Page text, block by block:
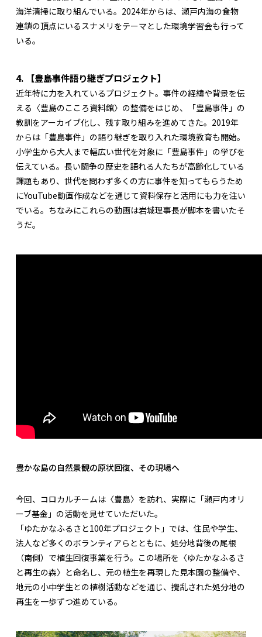
海洋清掃に取り組んでいる。2024年からは、瀬戸内海の食物
連鎖の頂点にいるスナメリをテーマとした環境学習会も行って
いる。
4. 【豊島事件語り継ぎプロジェクト】
近年特に力を入れているプロジェクト。事件の経緯や背景を伝
える〈豊島のこころ資料館〉の整備をはじめ、「豊島事件」の
教訓をアーカイブ化し、残す取り組みを進めてきた。2019年
からは「豊島事件」の語り継ぎを取り入れた環境教育も開始。
小学生から大人まで幅広い世代を対象に「豊島事件」の学びを
伝えている。長い闘争の歴史を語れる人たちが高齢化している
課題もあり、世代を問わず多くの方に事件を知ってもらうため
にYouTube動画作成などを通じて資料保存と活用にも力を注い
でいる。ちなみにこれらの動画は岩城理事長が脚本を書いたそ
うだ。
豊かな島の自然景観の原状回復、その現場へ
今回、コロカルチームは〈豊島〉を訪れ、実際に「瀬戸内オリ
ーブ基金」の活動を見せていただいた。
「ゆたかなふるさと100年プロジェクト」では、住民や学生、
法人など多くのボランティアらとともに、処分地背後の尾根
（南側）で植生回復事業を行う。この場所を〈ゆたかなふるさ
と再生の森〉と命名し、元の植生を再現した見本園の整備や、
地元の小中学生との植樹活動などを通じ、攪乱された処分地の
再生を一歩ずつ進めている。